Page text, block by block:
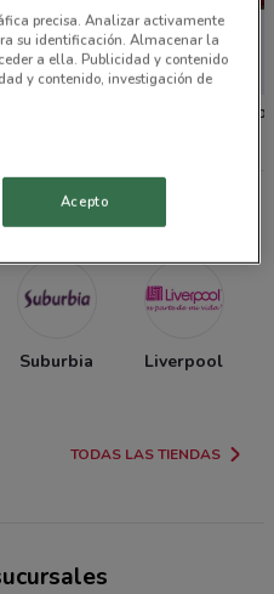
para ti
Suburbia Liverpool
TODAS LAS TIENDAS
precisa. Analizar activamente
su identificación. Almacenar la
a ella. Publicidad y contenido
y contenido, investigación de
Acepto